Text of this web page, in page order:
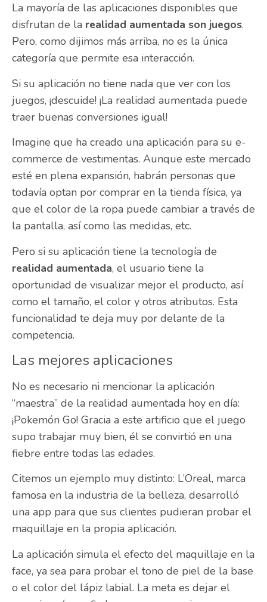
La mayoría de las aplicaciones disponibles que
disfrutan de la realidad aumentada son juegos.
Pero, como dijimos más arriba, no es la única
categoría que permite esa interacción.
Si su aplicación no tiene nada que ver con los
juegos, ¡descuide! ¡La realidad aumentada puede
traer buenas conversiones igual!
Imagine que ha creado una aplicación para su e-
commerce de vestimentas. Aunque este mercado
esté en plena expansión, habrán personas que
todavía optan por comprar en la tienda física, ya
que el color de la ropa puede cambiar a través de
la pantalla, así como las medidas, etc.
Pero si su aplicación tiene la tecnología de
realidad aumentada, el usuario tiene la
oportunidad de visualizar mejor el producto, así
como el tamaño, el color y otros atributos. Esta
funcionalidad te deja muy por delante de la
competencia.
Las mejores aplicaciones
No es necesario ni mencionar la aplicación
“maestra” de la realidad aumentada hoy en día:
¡Pokemón Go! Gracia a este artificio que el juego
supo trabajar muy bien, él se convirtió en una
fiebre entre todas las edades.
Citemos un ejemplo muy distinto: L’Oreal, marca
famosa en la industria de la belleza, desarrolló
una app para que sus clientes pudieran probar el
maquillaje en la propia aplicación.
La aplicación simula el efecto del maquillaje en la
face, ya sea para probar el tono de piel de la base
o el color del lápiz labial. La meta es dejar el